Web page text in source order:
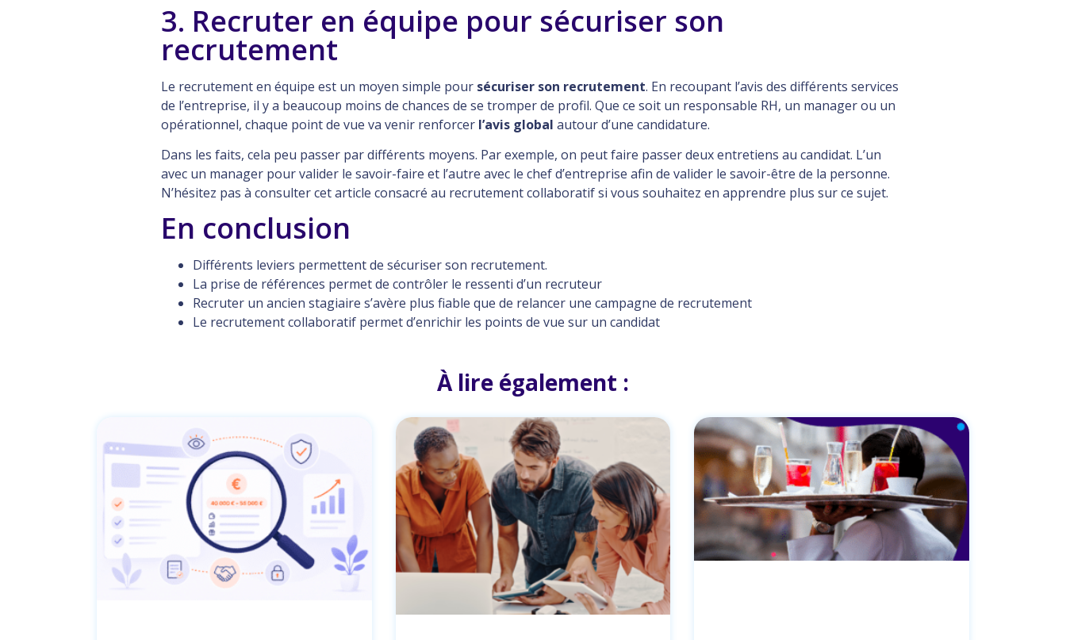
3. Recruter en équipe pour sécuriser son
recrutement
Le recrutement en équipe est un moyen simple pour sécuriser son recrutement. En recoupant l’avis des différents services
de l’entreprise, il y a beaucoup moins de chances de se tromper de profil. Que ce soit un responsable RH, un manager ou un
opérationnel, chaque point de vue va venir renforcer l’avis global autour d’une candidature.
Dans les faits, cela peu passer par différents moyens. Par exemple, on peut faire passer deux entretiens au candidat. L’un
avec un manager pour valider le savoir-faire et l’autre avec le chef d’entreprise afin de valider le savoir-être de la personne.
N’hésitez pas à consulter cet article consacré au recrutement collaboratif si vous souhaitez en apprendre plus sur ce sujet.
En conclusion
Différents leviers permettent de sécuriser son recrutement.
La prise de références permet de contrôler le ressenti d’un recruteur
Recruter un ancien stagiaire s’avère plus fiable que de relancer une campagne de recrutement
Le recrutement collaboratif permet d’enrichir les points de vue sur un candidat
À lire également :